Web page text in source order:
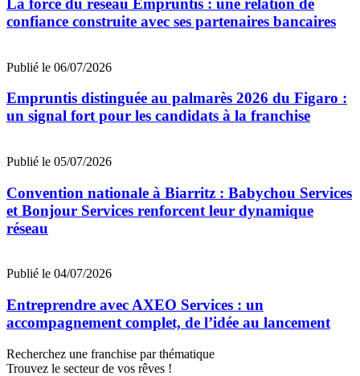
La force du réseau Empruntis : une relation de
confiance construite avec ses partenaires bancaires
Publié le 06/07/2026
Empruntis distinguée au palmarès 2026 du Figaro :
un signal fort pour les candidats à la franchise
Publié le 05/07/2026
Convention nationale à Biarritz : Babychou Services
et Bonjour Services renforcent leur dynamique
réseau
Publié le 04/07/2026
Entreprendre avec AXEO Services : un
accompagnement complet, de l’idée au lancement
Recherchez une franchise par thématique
Trouvez le secteur de vos rêves !